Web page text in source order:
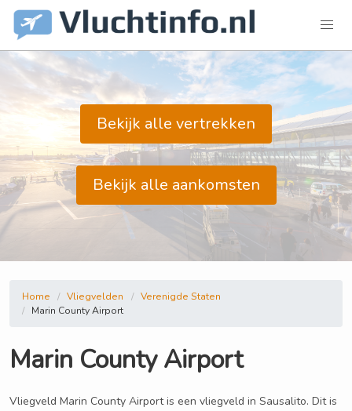
Bekijk alle vertrekken
Bekijk alle aankomsten
Home Vliegvelden
Verenigde Staten
Marin County Airport
Marin County Airport
Vliegveld Marin County Airport is een vliegveld in Sausalito. Dit is